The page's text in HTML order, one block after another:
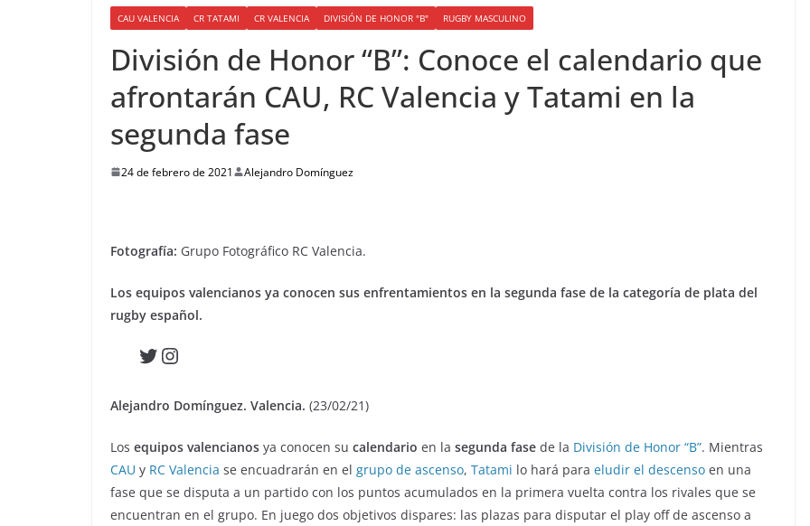
CAU VALENCIA CR TATAMI CR VALENCIA DIVISIÓN DE HONOR "B" RUGBY MASCULINO
División de Honor “B”: Conoce el calendario que
afrontarán CAU, RC Valencia y Tatami en la
segunda fase
24 de febrero de 2021 Alejandro Domínguez
Fotografía: Grupo Fotográfico RC Valencia.
Los equipos valencianos ya conocen sus enfrentamientos en la segunda fase de la categoría de plata del
rugby español.
Twitter
Instagram
Alejandro Domínguez. Valencia. (23/02/21)
Los equipos valencianos ya conocen su calendario en la segunda fase de la División de Honor “B”. Mientras
CAU y RC Valencia se encuadrarán en el grupo de ascenso, Tatami lo hará para eludir el descenso en una
fase que se disputa a un partido con los puntos acumulados en la primera vuelta contra los rivales que se
encuentran en el grupo. En juego dos objetivos dispares: las plazas para disputar el play off de ascenso a